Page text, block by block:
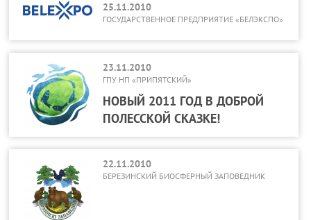
25.11.2010
ГОСУДАРСТВЕННОЕ ПРЕДПРИЯТИЕ «БЕЛЭКСПО»
23.11.2010
ГПУ НП «ПРИПЯТСКИЙ»
НОВЫЙ 2011 ГОД В ДОБРОЙ
ПОЛЕССКОЙ СКАЗКЕ!
22.11.2010
БЕРЕЗИНСКИЙ БИОСФЕРНЫЙ ЗАПОВЕДНИК